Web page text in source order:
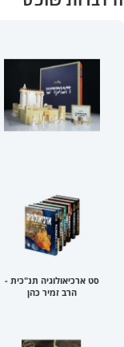
סט ארכיאולוגיה תנ"כית -
הרב זמיר כהן